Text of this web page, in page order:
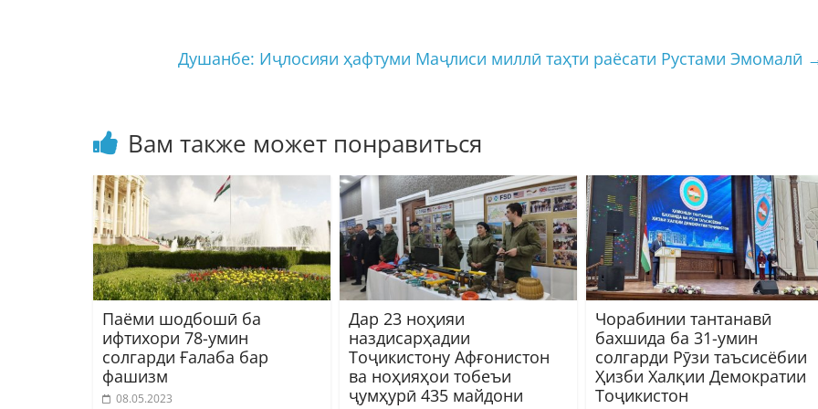
Душанбе: Иҷлосияи ҳафтуми Маҷлиси миллӣ таҳти раёсати Рустами Эмомалӣ
Вам также может понравиться
Паёми шодбошӣ ба
ифтихори 78-умин
солгарди Ғалаба бар
фашизм
08.05.2023
Дар 23 ноҳияи
наздисарҳадии
Тоҷикистону Афғонистон
ва ноҳияҳои тобеъи
ҷумҳурӣ 435 майдони
Чорабинии тантанавӣ
бахшида ба 31-умин
солгарди Рӯзи таъсисёбии
Ҳизби Халқии Демократии
Тоҷикистон